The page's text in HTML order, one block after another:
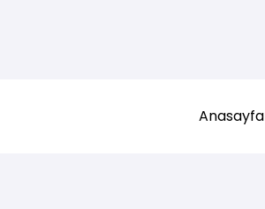
Anasayfa